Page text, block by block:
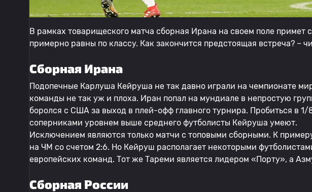
В рамках товарищеского матча сборная Ирана на своем поле
примерно равны по классу. Как закончится предстоящая встреча? –
Сборная Ирана
Подопечные Карлуша Кейруша не так давно играли на чемпионате
команды не так уж и плоха. Иран попал на мундиале в непростую
боролся с США за выход в плей-офф главного турнира. Пробиться в 1/
соперниками уровнем выше среднего футболисты Кейруша умеют.
Исключением являются только матчи с топовыми сборными. К
на ЧМ со счетом 2:6. Но Кейруш располагает некоторыми
европейских команд. Тот же Тареми является лидером «Порту», а
Сборная России